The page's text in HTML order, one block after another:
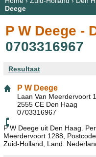
Deege
P W Deege -
0703316967
Resultaat
P W Deege
Laan Van Meerdervoort
2555 CE Den Haag
0703316967
P W Deege uit Den Haag.
Meerdervoort 1288,
Zuid-Holland, Land: